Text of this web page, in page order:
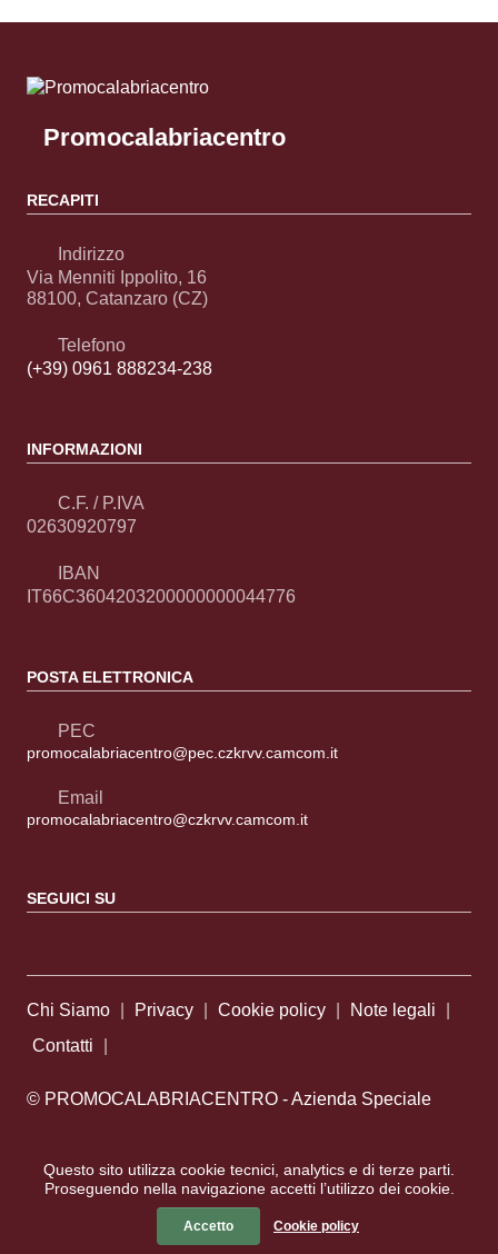
Questo sito utilizza cookie tecnici, analytics e di terze parti.
Proseguendo nella navigazione accetti l’utilizzo dei cookie.
Accetto Cookie policy
Promocalabriacentro
RECAPITI
Indirizzo
Via Menniti Ippolito, 16
88100, Catanzaro (CZ)
Telefono
(+39) 0961 888234-238
INFORMAZIONI
C.F. / P.IVA
02630920797
IBAN
IT66C3604203200000000044776
POSTA ELETTRONICA
PEC
promocalabriacentro@pec.czkrvv.camcom.it
Email
promocalabriacentro@czkrvv.camcom.it
SEGUICI SU
Sezione Link Utili
Chi Siamo Privacy Cookie policy Note legali
Contatti
© PROMOCALABRIACENTRO - Azienda Speciale
Valentia | P.IVA 02630920797